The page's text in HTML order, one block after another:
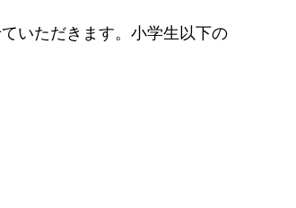
いただきます。小学生以下の